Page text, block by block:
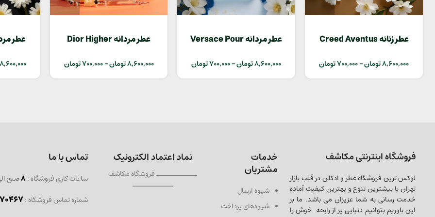
عطر زنانه Creed Aventus
8,600,000تومان–
700,000تومان
عطر مردانه Versace Pour
Homme 8,600,000تومان–
700,000تومان
عطر مردانه Dior Higher
8,600,000تومان–
700,000تومان 8,600,000
فروشگاه اینترنتی مکاشف
لوکس ترین فروشگاه عطر و ادکلن در قلب بازار
تهران با بیشترین تنوع و بهترین کیفیت آماده
خدمت رسانی به شما عزیزان می باشد. ما بر
این باوریم بتوانیم دنیایی پر از رایحه خوش را
خدمات
مشتریان
شیوه ارسال
شیوه‌های پرداخت
نماد اعتماد الکترونیک
ــــــــــــــ فروشگاه مکاشف
ــــــــــــــ
تماس با ما
ساعات کاری فروشگاه :8صبح
شماره تماس فروشگاه :- 021